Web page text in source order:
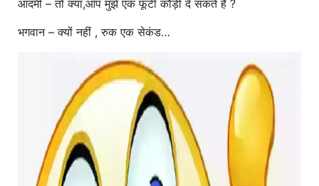
आदमी – तो क्या,आप मुझे एक फूटी कौड़ी दे सकते हैं ?
भगवान – क्यों नहीं , रुक एक सेकंड…